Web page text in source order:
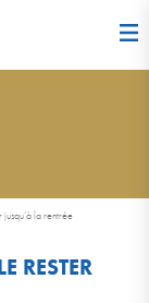
jusqu’à la rentrée
RESTER